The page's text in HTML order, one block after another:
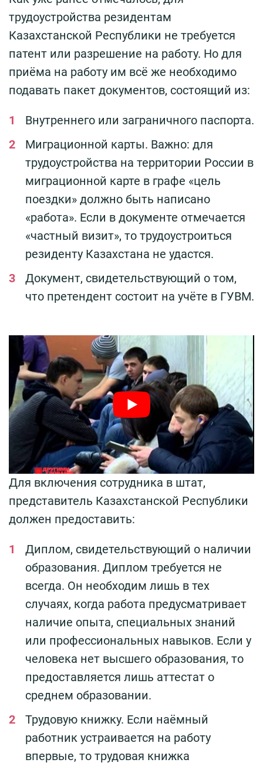
трудоустройства резидентам
Казахстанской Республики не требуется
патент или разрешение на работу. Но для
приёма на работу им всё же необходимо
подавать пакет документов, состоящий из:
Внутреннего или заграничного паспорта.
Миграционной карты. Важно: для
трудоустройства на территории России в
миграционной карте в графе «цель
поездки» должно быть написано
«работа». Если в документе отмечается
«частный визит», то трудоустроиться
резиденту Казахстана не удастся.
Документ, свидетельствующий о том,
что претендент состоит на учёте в ГУВМ.
Для включения сотрудника в штат,
представитель Казахстанской Республики
должен предоставить:
Диплом, свидетельствующий о наличии
образования. Диплом требуется не
всегда. Он необходим лишь в тех
случаях, когда работа предусматривает
наличие опыта, специальных знаний
или профессиональных навыков. Если у
человека нет высшего образования, то
предоставляется лишь аттестат о
среднем образовании.
Трудовую книжку. Если наёмный
работник устраивается на работу
впервые, то трудовая книжка